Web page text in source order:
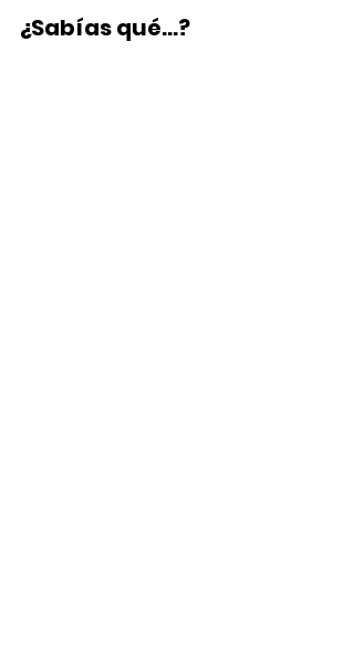
¿Sabías qué...?